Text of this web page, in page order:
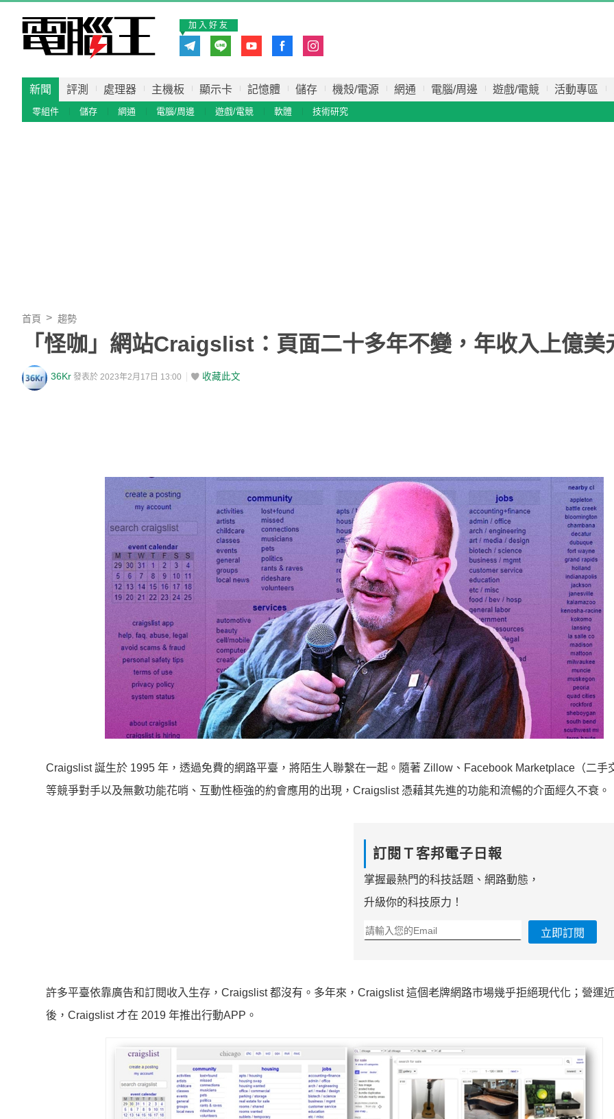
加入好友
新聞 評測 處理器 主機板 顯示卡 記憶體 儲存 機殼/電源 網通 電腦/周邊 遊戲/電競 活動專區
零組件 儲存 網通 電腦/周邊 遊戲/電競 軟體 技術研究
首頁 趨勢
「怪咖」網站Craigslist：頁面二十多年不變，年收入上億美
36Kr 發表於 2023年2月17日 13:00 收藏此文
Craigslist 誕生於 1995 年，透過免費的網路平臺，將陌生人聯繫在一起。隨著 Zillow、Facebook Marketplace（二手
等競爭對手以及無數功能花哨、互動性極強的約會應用的出現，Craigslist 憑藉其先進的功能和流暢的介面經久不衰。
訂閱Ｔ客邦電子日報
掌握最熱門的科技話題、網路動態，
升級你的科技原力！
立即訂閱
許多平臺依靠廣告和訂閱收入生存，Craigslist 都沒有。多年來，Craigslist 這個老牌網路市場幾乎拒絕現代化；營運
後，Craigslist 才在 2019 年推出行動APP。